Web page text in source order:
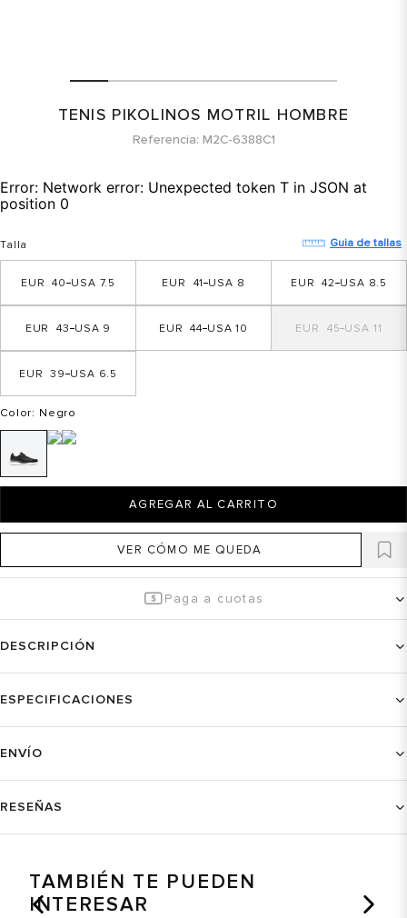
TENIS PIKOLINOS MOTRIL HOMBRE
Referencia M2C-6388C1
Error: Network error: Unexpected token T in JSON at
position 0
Talla Guia de tallas
7.5
40 8
41 8.5
42
9
43 10
44 11
45
6.5
39
Color: Negro
AGREGAR AL CARRITO
VER CÓMO ME QUEDA
Paga a cuotas
DESCRIPCIÓN
ESPECIFICACIONES
ENVÍO
RESEÑAS
TAMBIÉN TE PUEDEN
INTERESAR